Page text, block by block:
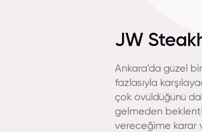
JW
Ankara’da güzel
fazlasıyla
çok övüldüğünü
gelmeden
vereceğime karar